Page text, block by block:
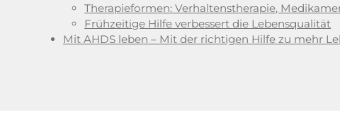
Therapieformen: Verhaltenstherapie,
Frühzeitige Hilfe verbessert die Lebensqualität
Mit AHDS leben – Mit der richtigen Hilfe zu mehr